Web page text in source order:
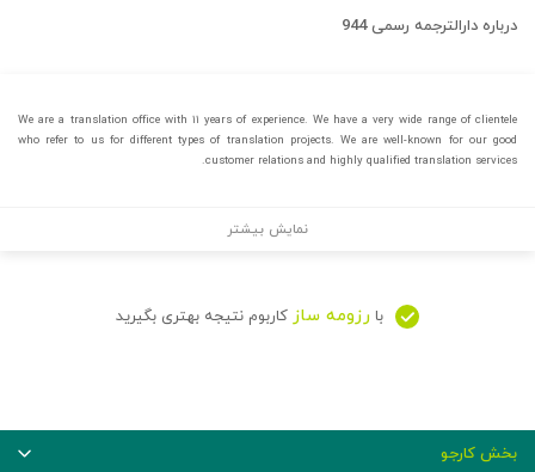
درباره دارالترجمه رسمی 944
We are a translation office with ۱۱ years of experience. We have a very wide range of clientele
who refer to us for different types of translation projects. We are well-known for our good
customer relations and highly qualified translation services.
نمایش بیشتر
با رزومه ساز کاربوم نتیجه بهتری بگیرید
بخش کارجو